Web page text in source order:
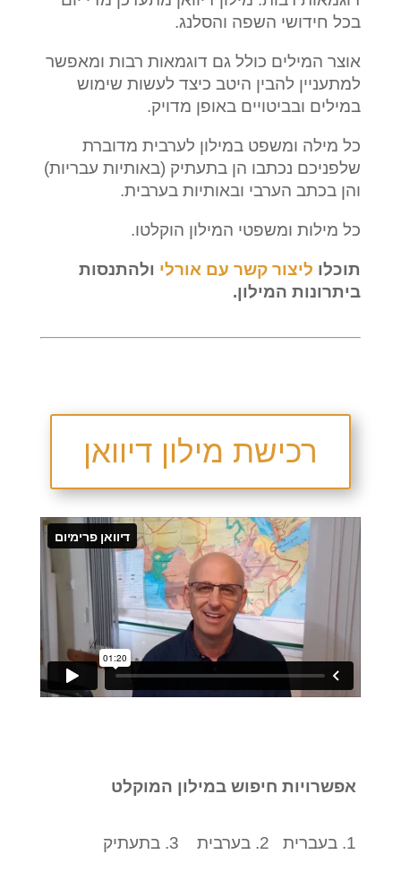
בכל חידושי השפה והסלנג.
אוצר המילים כולל גם דוגמאות רבות ומאפשר
למתעניין להבין היטב כיצד לעשות שימוש
במילים ובביטויים באופן מדויק.
כל מילה ומשפט במילון לערבית מדוברת
שלפניכם נכתבו הן בתעתיק (באותיות עבריות)
והן בכתב הערבי ובאותיות בערבית.
כל מילות ומשפטי המילון הוקלטו.
תוכלו ליצור קשר עם אורלי ולהתנסות
ביתרונות המילון.
רכישת מילון דיוואן
אפשרויות חיפוש במילון המוקלט
1. בעברית 2. בערבית 3. בתעתיק